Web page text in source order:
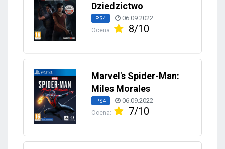
Dziedzictwo
PS4 06.09.2022
Ocena: 8/10
Marvel's Spider-Man:
Miles Morales
PS4 06.09.2022
Ocena: 7/10